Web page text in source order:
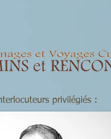
privilégiés :